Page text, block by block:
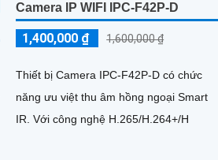
Camera IP WIFI IPC-F42P-D
1,400,000 ₫ 1,600,000 ₫
Thiết bị Camera IPC-F42P-D có chức
năng ưu việt thu âm hồng ngoại Smart
IR. Với công nghệ H.265/H.264+/H